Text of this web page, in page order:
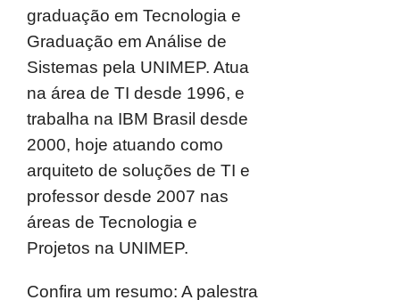
graduação em Tecnologia e
Graduação em Análise de
Sistemas pela UNIMEP. Atua
na área de TI desde 1996, e
trabalha na IBM Brasil desde
2000, hoje atuando como
arquiteto de soluções de TI e
professor desde 2007 nas
áreas de Tecnologia e
Projetos na UNIMEP.
Confira um resumo: A palestra